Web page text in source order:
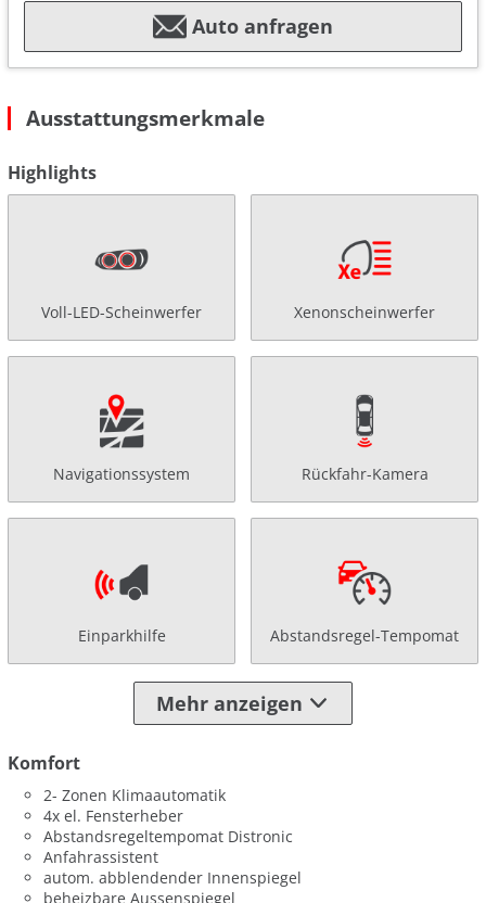
Auto anfragen
Ausstattungsmerkmale
Highlights
Voll-LED-Scheinwerfer Xenonscheinwerfer
Navigationssystem Rückfahr-Kamera
Einparkhilfe Abstandsregel-Tempomat
Mehr anzeigen
Komfort
2- Zonen Klimaautomatik
4x el. Fensterheber
Abstandsregeltempomat Distronic
Anfahrassistent
autom. abblendender Innenspiegel
beheizbare Aussenspiegel